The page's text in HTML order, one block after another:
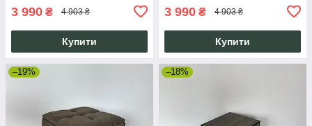
3 990 ₴ 4 903 ₴
Купити
3 990 ₴ 4 903 ₴
Купити
–19% –18%